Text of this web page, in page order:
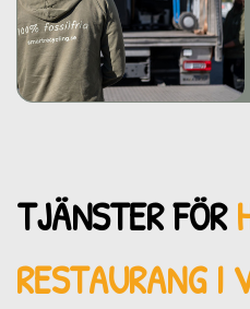
TJÄNSTER FÖR
RESTAURANG I